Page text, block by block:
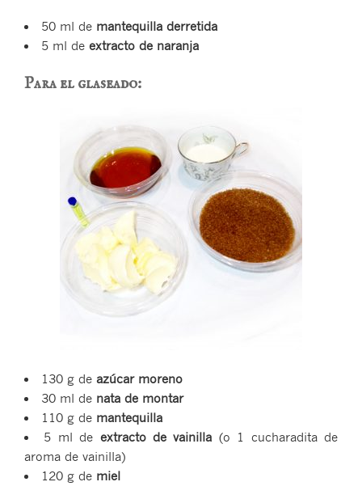
50 ml de mantequilla derretida
5 ml de extracto de naranja
Para el glaseado:
130 g de azúcar moreno
30 ml de nata de montar
110 g de mantequilla
5 ml de extracto de vainilla (o 1 cucharadita de
aroma de vainilla)
120 g de miel